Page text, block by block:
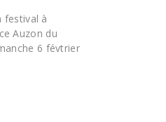
festival à
Auzon du
6 févtrier